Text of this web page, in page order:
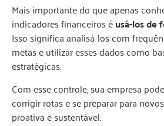
Mais importante do que apenas
indicadores financeiros éusá-los de
Isso significa analisá-los com
metas e utilizar esses dados como
estratégicas.
Com esse controle, sua empresa
corrigir rotas e se preparar para
proativa e sustentável.